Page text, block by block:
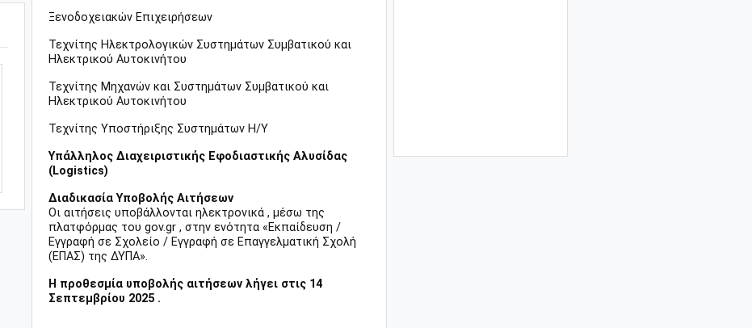
Ξενοδοχειακών Επιχειρήσεων
Τεχνίτης Ηλεκτρολογικών Συστημάτων Συμβατικού και
Ηλεκτρικού Αυτοκινήτου
Τεχνίτης Μηχανών και Συστημάτων Συμβατικού και
Ηλεκτρικού Αυτοκινήτου
Τεχνίτης Υποστήριξης Συστημάτων Η/Υ
Υπάλληλος Διαχειριστικής Εφοδιαστικής Αλυσίδας
(Logistics)
Διαδικασία Υποβολής Αιτήσεων
Οι αιτήσεις υποβάλλονται ηλεκτρονικά , μέσω της
πλατφόρμας του gov.gr , στην ενότητα «Εκπαίδευση /
Εγγραφή σε Σχολείο / Εγγραφή σε Επαγγελματική Σχολή
(ΕΠΑΣ) της ΔΥΠΑ».
Η προθεσμία υποβολής αιτήσεων λήγει στις 14
Σεπτεμβρίου 2025 .